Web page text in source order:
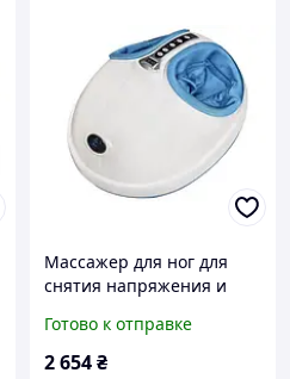
Массажер для ног для
снятия напряжения и
Готово к отправке
2 654₴